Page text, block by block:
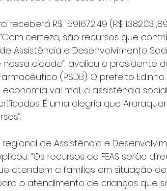
R$ 1.591.672,49 (R$
certeza, são recursos que
Assistência e Desenvolvimento
nossa cidade”, avaliou o presidente
(PSDB). O prefeito
vai mal, a assistência
É uma alegria que
de Assistência e
“Os recursos do FEAS serão
atendem a famílias em situação
para o atendimento de crianças que